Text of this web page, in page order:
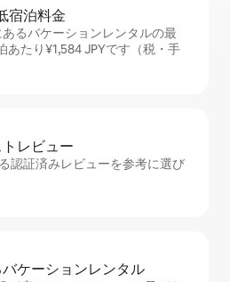
宿⁠泊⁠料⁠金
るバケーションレンタルの最
あたり¥1,584 JPYです（税・手
レ⁠ビ⁠ュ⁠ー
認証済みレビューを参考に選び
ケ⁠ー⁠シ⁠ョ⁠ンレ⁠ン⁠タ⁠ル